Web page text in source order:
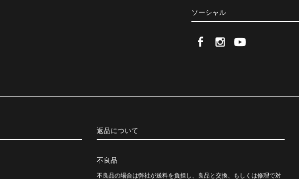
ソーシャル
返品について
不良品
不良品の場合は弊社が送料を負担し、良品と交換、もしくは修理で対